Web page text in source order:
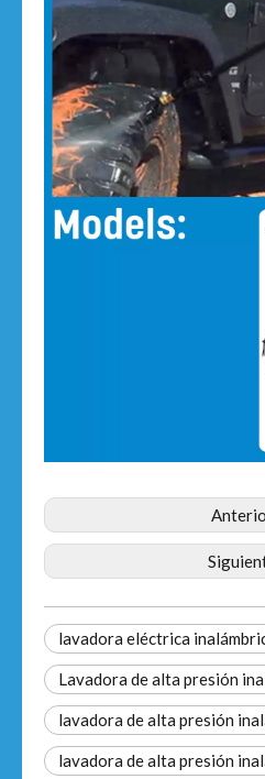
lavadora eléctrica
Lavadora de alta presión
lavadora de alta presión
lavadora de alta presión